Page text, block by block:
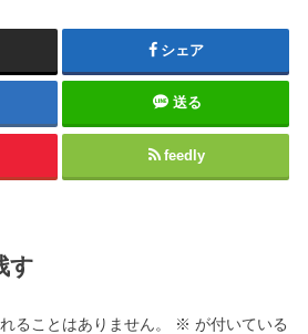
シェア
送る
feedly
す
ることはありません。 ※ が付いている